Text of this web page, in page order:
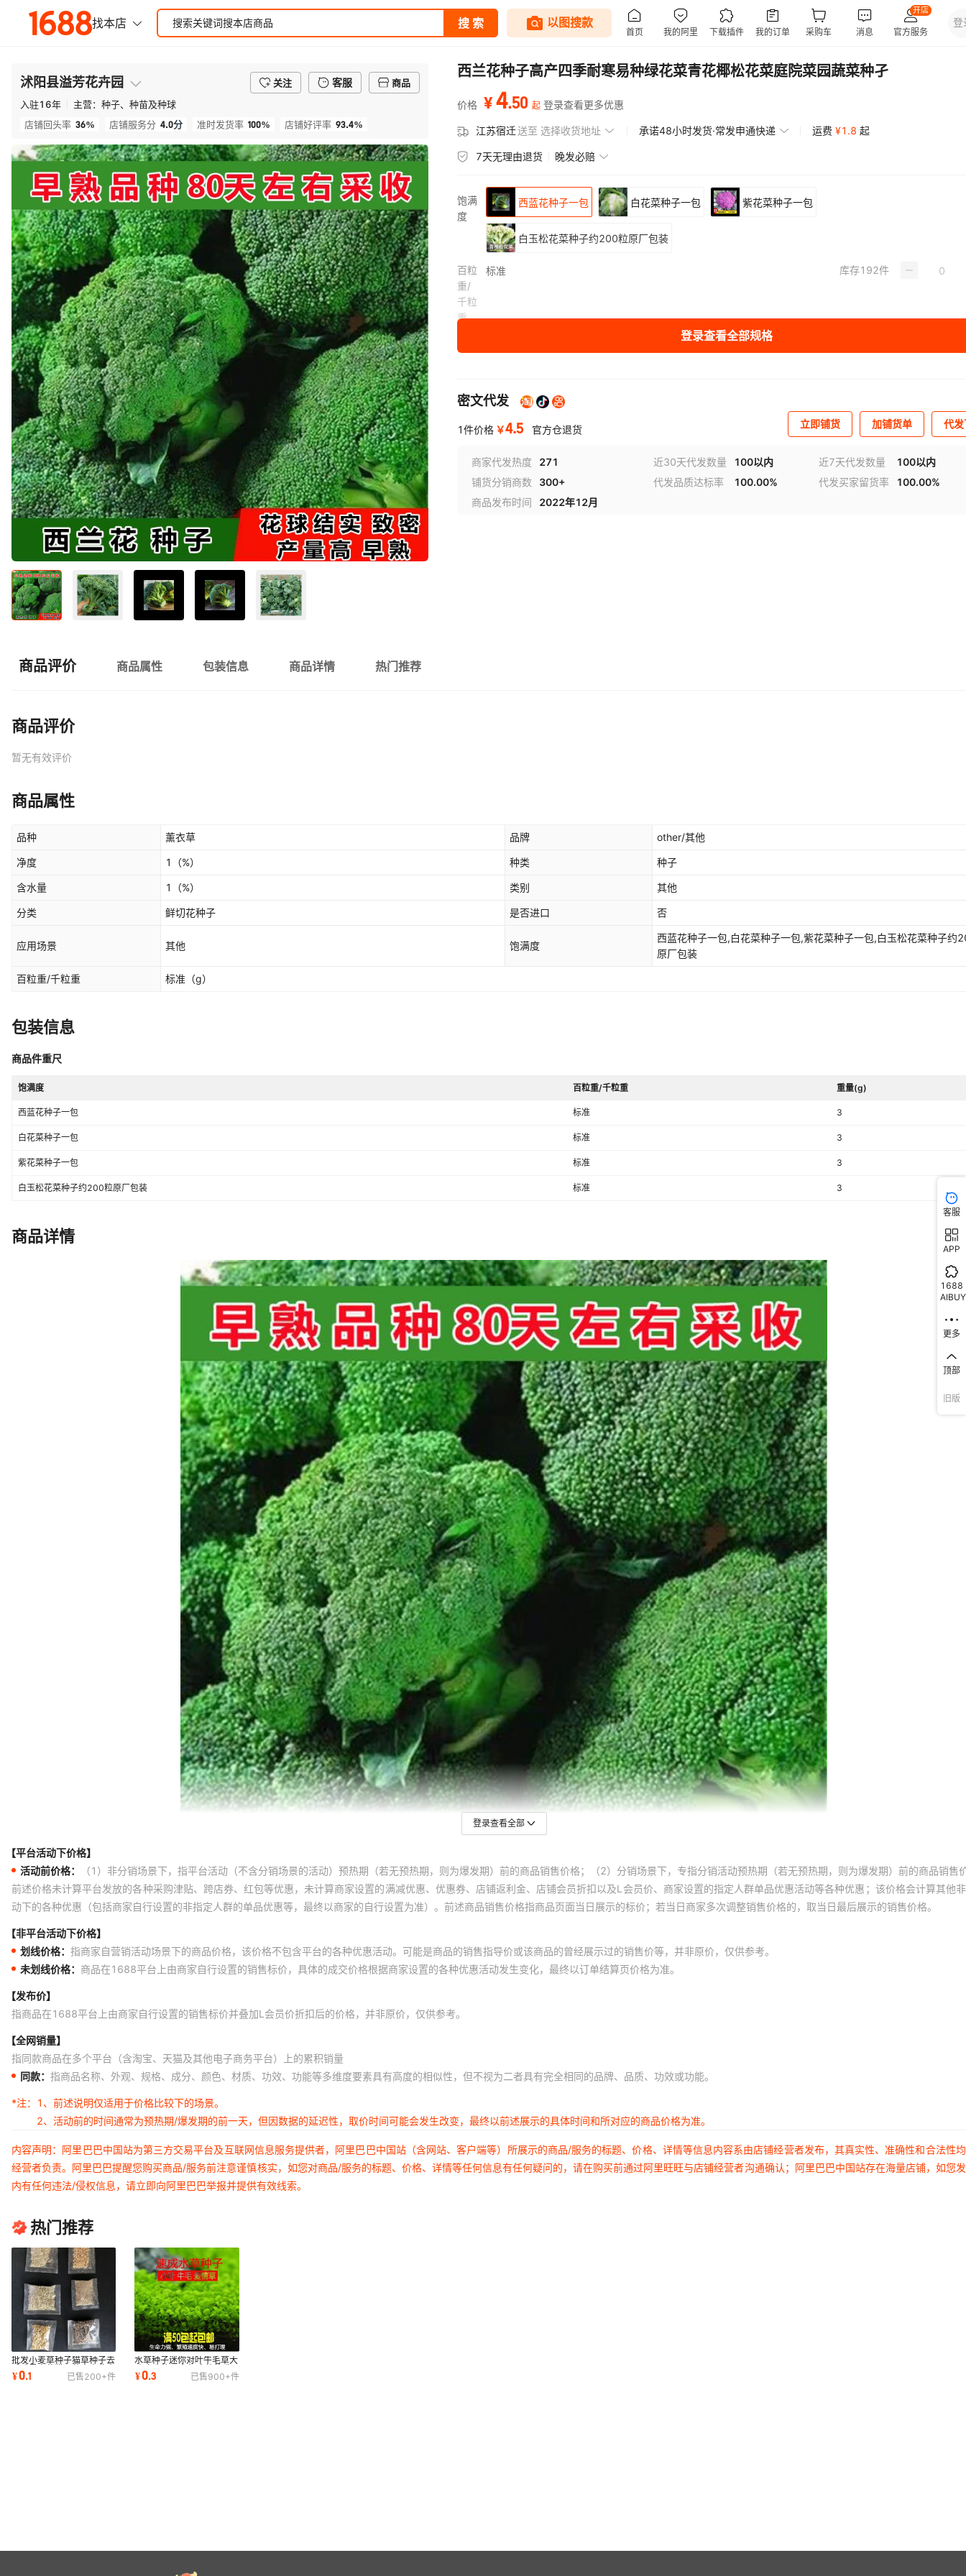
沭阳县溢芳花卉园 关注 客服
商品
入驻16年 主营： 种子、种苗及种球
店铺回头率 36% 店铺服务分 4.0分 准时发货率 100% 店铺好评率 93.4%
西兰花种子高产四季耐寒易种绿花菜青花椰松花菜庭院菜园蔬菜种孑
价格 ¥4.50 起 登录查看更多优惠
江苏宿迁送至 选择收货地址 承诺48小时发货·常发申通快递 运费 ¥1.8 起
7天无理由退货 晚发必赔
饱满
度
西蓝花种子一包 白花菜种子一包 紫花菜种子一包
白玉松花菜种子约200粒原厂包装
百粒
重/
千粒
重
标准 库存192件
登录查看全部规格
密文代发
1件价格 ￥4.5 官方仓退货 立即铺货 加铺货单 代
商家代发热度 271 近30天代发数量 100以内 近7天代发数量
100以内
铺货分销商数
300+ 代发品质达标率 100.00% 代发买家留货率
100.00%
商品发布时间
2022年12月
商品评价 商品属性 包装信息 商品详情 热门推荐
商品评价
暂无有效评价
商品属性
品种 薰衣草 品牌 other/其他
净度 1 （%） 种类 种子
含水量 1 （%） 类别 其他
分类 鲜切花种子 是否进口 否
应用场景 其他 饱满度
西蓝花种子一包,白花菜种子一包,紫花菜种子一包,白玉松花菜种子约
原厂包装
百粒重/千粒重 标准 （g）
包装信息
商品件重尺
饱满度 百粒重/千粒重 重量(g)
西蓝花种子一包 标准 3
白花菜种子一包 标准 3
紫花菜种子一包 标准 3
白玉松花菜种子约200粒原厂包装 标准 3
商品详情
登录查看全部
【平台活动下价格】
活动前价格：
（1）非分销场景下，指平台活动（不含分销场景的活动）预热期（若无预热期，则为爆发期）前的商品销售价格；（2）分销场景下，专指分销活动预热期（若无预热期，则为爆发期）前的商品销售
前述价格未计算平台发放的各种采购津贴、跨店券、红包等优惠，未计算商家设置的满减优惠、优惠券、店铺返利金、店铺会员折扣以及L会员价、商家设置的指定人群单品优惠活动等各种优惠；该价格会计算其他
动下的各种优惠（包括商家自行设置的非指定人群的单品优惠等，最终以商家的自行设置为准）。前述商品销售价格指商品页面当日展示的标价；若当日商家多次调整销售价格的，取当日最后展示的销售价格。
【非平台活动下价格】
划线价格： 指商家自营销活动场景下的商品价格，该价格不包含平台的各种优惠活动。可能是商品的销售指导价或该商品的曾经展示过的销售价等，并非原价，仅供参考。
未划线价格： 商品在1688平台上由商家自行设置的销售标价，具体的成交价格根据商家设置的各种优惠活动发生变化，最终以订单结算页价格为准。
【发布价】
指商品在1688平台上由商家自行设置的销售标价并叠加L会员价折扣后的价格，并非原价，仅供参考。
【全网销量】
指同款商品在多个平台（含淘宝、天猫及其他电子商务平台）上的累积销量
同款： 指商品名称、外观、规格、成分、颜色、材质、功效、功能等多维度要素具有高度的相似性，但不视为二者具有完全相同的品牌、品质、功效或功能。
*注：
1、前述说明仅适用于价格比较下的场景。
2、活动前的时间通常为预热期/爆发期的前一天，但因数据的延迟性，取价时间可能会发生改变，最终以前述展示的具体时间和所对应的商品价格为准。
内容声明：阿里巴巴中国站为第三方交易平台及互联网信息服务提供者，阿里巴巴中国站（含网站、客户端等）所展示的商品/服务的标题、价格、详情等信息内容系由店铺经营者发布，其真实性、准确性和合法性
经营者负责。阿里巴巴提醒您购买商品/服务前注意谨慎核实，如您对商品/服务的标题、价格、详情等任何信息有任何疑问的，请在购买前通过阿里旺旺与店铺经营者沟通确认；阿里巴巴中国站存在海量店铺，如您
内有任何违法/侵权信息，请立即向阿里巴巴举报并提供有效线索。
热门推荐
批发小麦草种子猫草种子去
毛球黑麦草猫尾草大麦燕麦
5g10g20g各种
¥0.1 已售200+件
水草种子迷你对叶牛毛草大
叶珍珠种子 鱼缸水族箱造
景装饰批发
¥0.3 已售900+件
客服
APP
1688
AIBUY
更多
顶部
旧版